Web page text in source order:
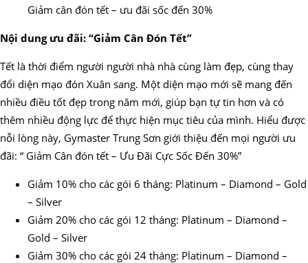
Giảm cân đón tết – ưu đãi sốc đến 30%
Nội dung ưu đãi: “Giảm Cân Đón Tết”
Tết là thời điểm người người nhà nhà cùng làm đẹp, cùng thay
đổi diện mạo đón Xuân sang. Một diện mạo mới sẽ mang đến
nhiều điều tốt đẹp trong năm mới, giúp bạn tự tin hơn và có
thêm nhiều động lực để thực hiện mục tiêu của mình. Hiểu được
nỗi lòng này, Gymaster Trung Sơn giới thiệu đến mọi người ưu
đãi: “ Giảm Cân đón tết – Ưu Đãi Cực Sốc Đến 30%”
Giảm 10% cho các gói 6 tháng: Platinum – Diamond – Gold
– Silver
Giảm 20% cho các gói 12 tháng: Platinum – Diamond –
Gold – Silver
Giảm 30% cho các gói 24 tháng: Platinum – Diamond –